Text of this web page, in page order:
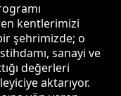
kentlerimizi
şehrimizde; o
sanayi ve
değerleri
aktarıyor.